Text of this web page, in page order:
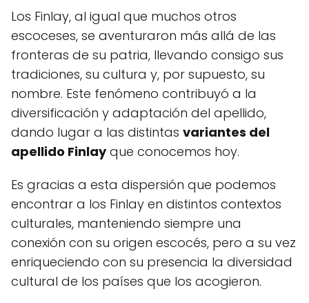
Los Finlay, al igual que muchos otros
escoceses, se aventuraron más allá de las
fronteras de su patria, llevando consigo sus
tradiciones, su cultura y, por supuesto, su
nombre. Este fenómeno contribuyó a la
diversificación y adaptación del apellido,
dando lugar a las distintas variantes del
apellido Finlayque conocemos hoy.
Es gracias a esta dispersión que podemos
encontrar a los Finlay en distintos contextos
culturales, manteniendo siempre una
conexión con su origen escocés, pero a su vez
enriqueciendo con su presencia la diversidad
cultural de los países que los acogieron.